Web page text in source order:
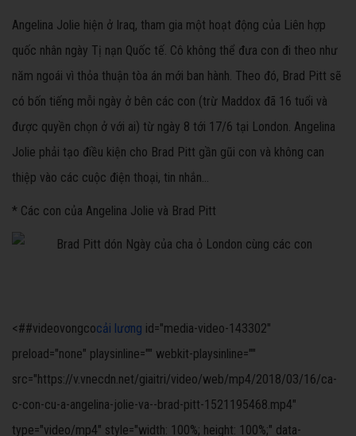
Angelina Jolie hiện ở Iraq, tham gia một hoạt động của Liên hợp
quốc nhân ngày Tị nạn Quốc tế. Cô không thể đưa con đi theo như
năm ngoái vì thỏa thuận tòa án mới ban hành. Theo đó, Brad Pitt sẽ
có bốn tiếng mỗi ngày ở bên các con (trừ Maddox đã 16 tuổi và
được quyền chọn ở với ai) từ ngày 8 tới 17/6 tại London. Angelina
Jolie phải tạo điều kiện cho Brad Pitt gần gũi con và không can
thiệp vào các cuộc điện thoại, tin nhắn...
* Các con của Angelina Jolie và Brad Pitt
<##videovongcocải lương id="media-video-143302"
preload="none" playsinline="" webkit-playsinline=""
src="https://v.vnecdn.net/giaitri/video/web/mp4/2018/03/16/ca-
c-con-cu-a-angelina-jolie-va--brad-pitt-1521195468.mp4"
type="video/mp4" style="width: 100%; height: 100%;" data-